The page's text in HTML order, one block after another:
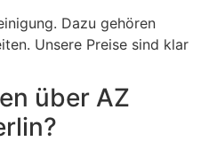
Dazu gehören
Unsere Preise sind klar
über AZ